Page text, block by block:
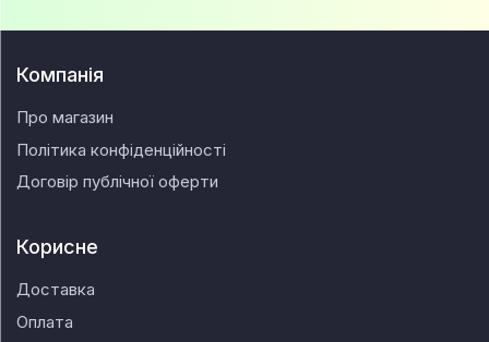
Компанія
Про магазин
Політика конфіденційності
Договір публічної оферти
Корисне
Доставка
Оплата